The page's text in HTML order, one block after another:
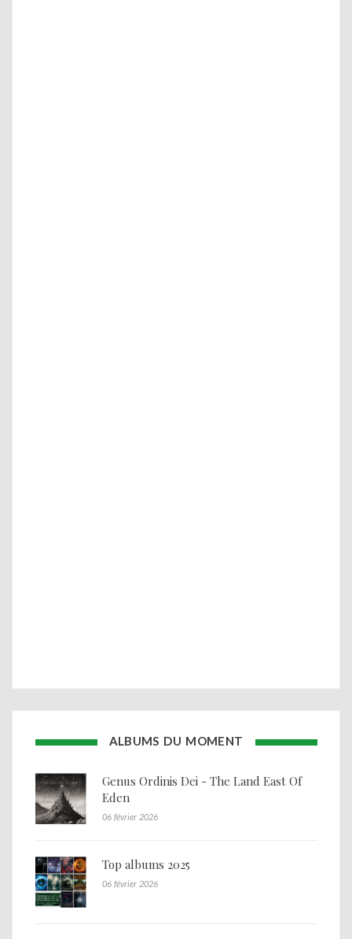
ALBUMS DU MOMENT
Genus Ordinis Dei - The Land East Of
Eden
06 février 2026
Top albums 2025
06 février 2026